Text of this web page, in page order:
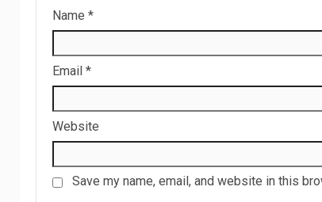
Name *
Email *
Website
Save my name, email, and website in this